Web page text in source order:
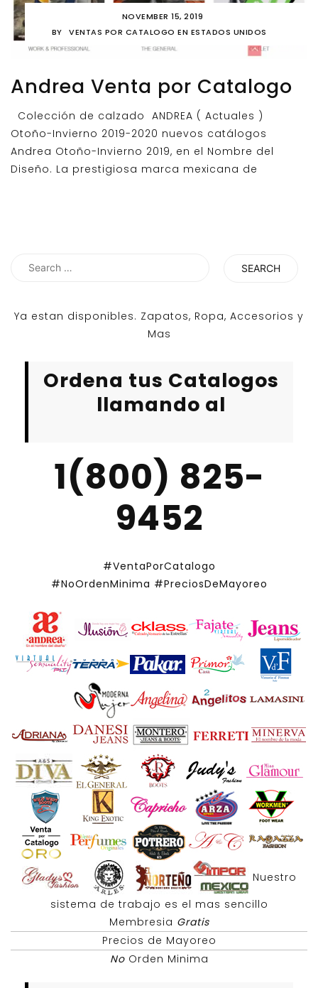
NOVEMBER 15, 2019
BY
VENTAS POR CATALOGO EN ESTADOS UNIDOS
Andrea Venta por Catalogo
Colección de calzado ANDREA ( Actuales )
Otoño-Invierno 2019-2020 nuevos catálogos
Andrea Otoño-Invierno 2019, en el Nombre del
Diseño. La prestigiosa marca mexicana de
Search
Ya estan disponibles. Zapatos, Ropa, Accesorios y
Mas
Ordena tus Catalogos
llamando al
1(800) 825-
9452
#VentaPorCatalogo
#NoOrdenMinima #PreciosDeMayoreo
Nuestro
sistema de trabajo es el mas sencillo
Membresia Gratis
Precios de Mayoreo
NoOrden Minima